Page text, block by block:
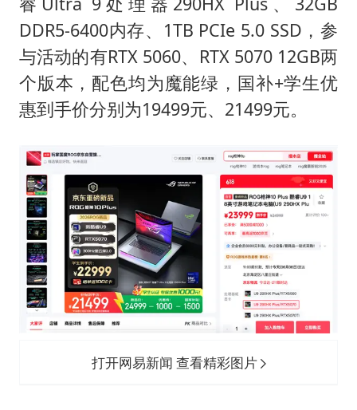
DDR5-6400内存、1TB PCIe 5.0 SSD，参
与活动的有RTX 5060、RTX 5070 12GB两
个版本，配色均为魔能绿，国补+学生优
惠到手价分别为19499元、21499元。
打开网易新闻 查看精彩图片